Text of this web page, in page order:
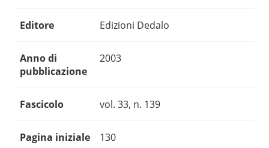
Editore Edizioni Dedalo
Anno di
pubblicazione
2003
Fascicolo vol. 33, n. 139
Pagina iniziale 130